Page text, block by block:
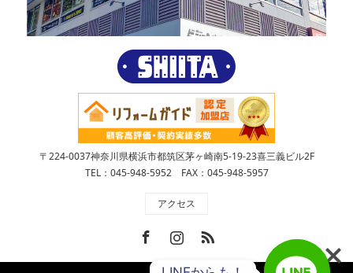
〒224-0037神奈川県横浜市都筑区茅ヶ崎南5-19-23喜三義ビル2F
TEL：045-948-5952 FAX：045-948-5957
アクセス